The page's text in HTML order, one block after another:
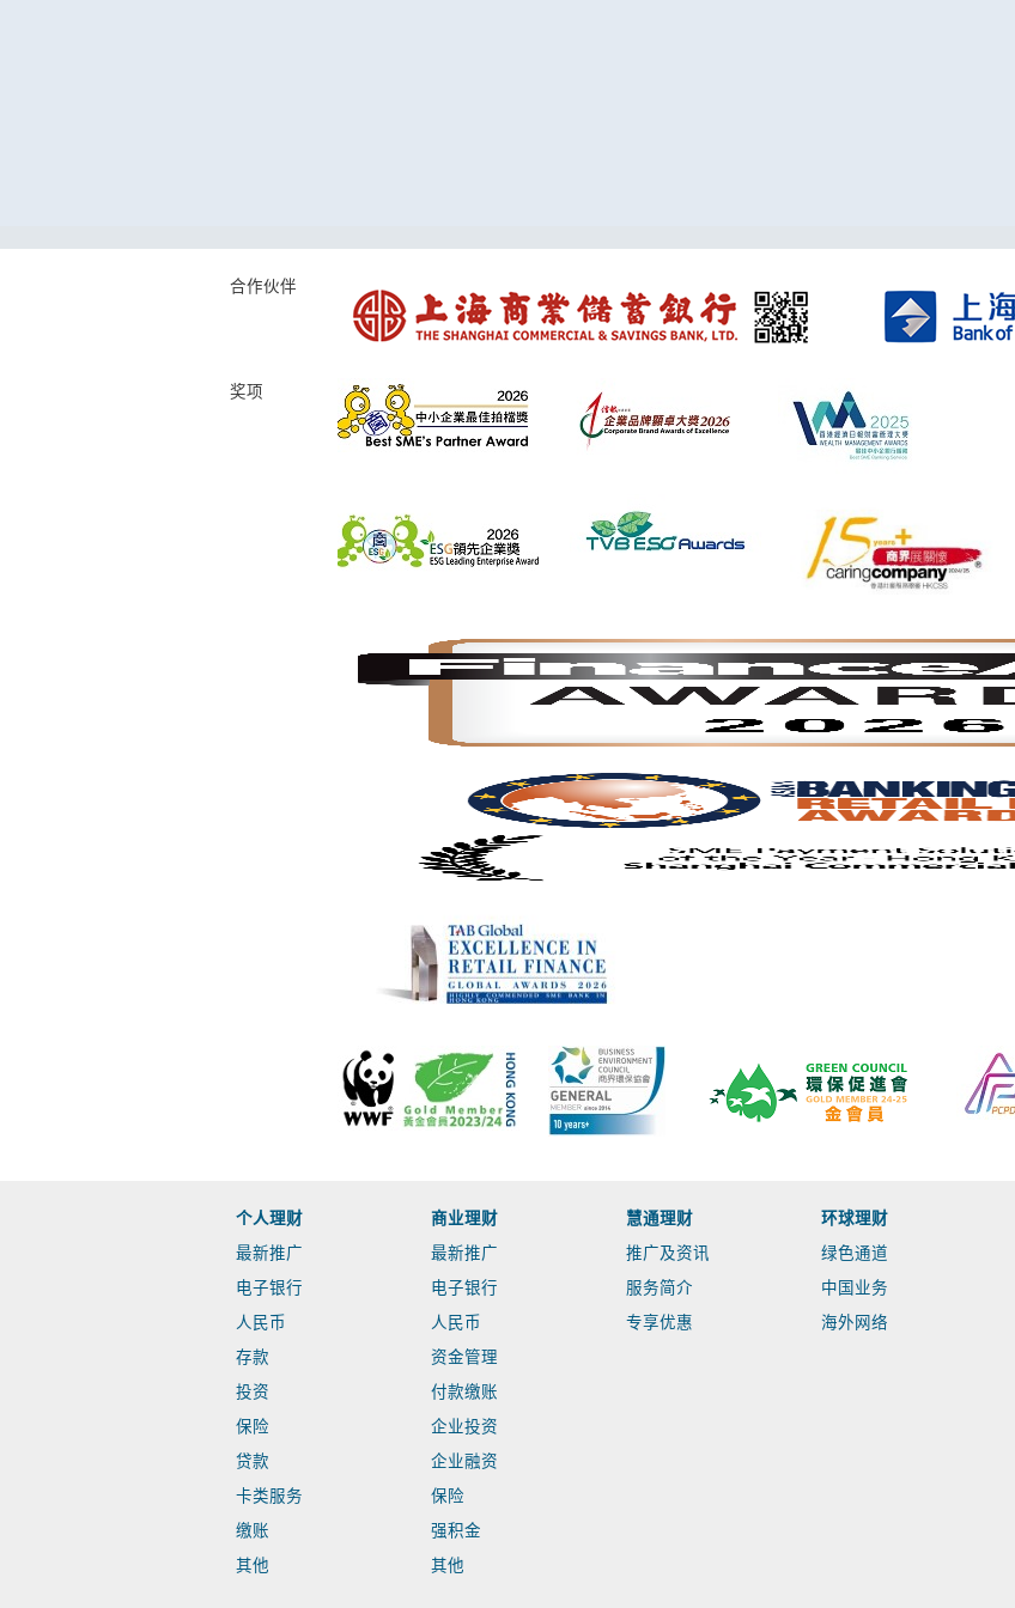
合作伙伴
奖项
个人理财
最新推广
电子银行
人民币
存款
投资
保险
贷款
卡类服务
缴账
其他
商业理财
最新推广
电子银行
人民币
资金管理
付款缴账
企业投资
企业融资
保险
强积金
其他
慧通理财
推广及资讯
服务简介
专享优惠
环球理财
绿色通道
中国业务
海外网络